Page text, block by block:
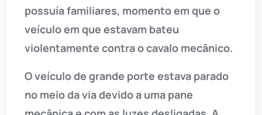
possuía familiares, momento em que o
veículo em que estavam bateu
violentamente contra o cavalo mecânico.
O veículo de grande porte estava parado
no meio da via devido a uma pane